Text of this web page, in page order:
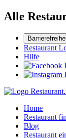
Alle
Restaurant
Hilfe
Home
Restaurant
Blog
Restaurant